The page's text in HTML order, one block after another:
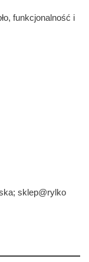
funkcjonalność i
sklep@rylko